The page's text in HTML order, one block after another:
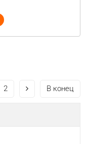
2 В конец